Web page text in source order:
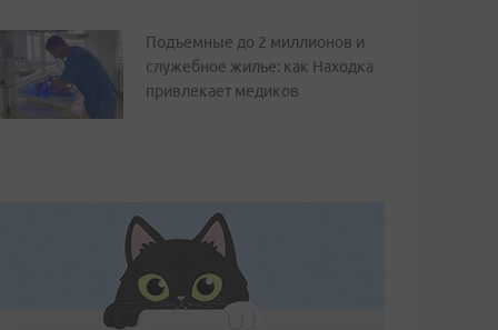
Подъемные до 2 миллионов и
служебное жилье: как Находка
привлекает медиков